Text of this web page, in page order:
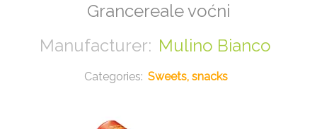
Grancereale voćni
Mulino Bianco
Sweets, snacks